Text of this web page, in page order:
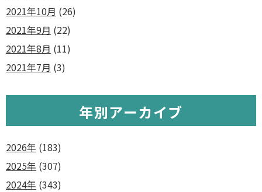
2021年10月 (26)
2021年9月 (22)
2021年8月 (11)
2021年7月 (3)
年別アーカイブ
2026年 (183)
2025年 (307)
2024年 (343)